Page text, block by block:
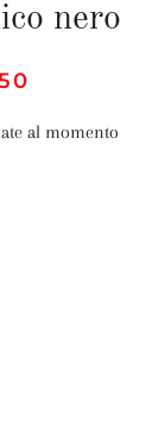
nero
al momento